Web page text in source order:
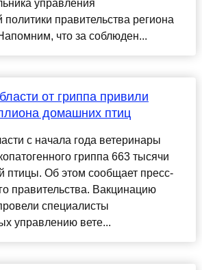
управления
правительства региона
что за соблюден...
от гриппа привили
домашних птиц
с начала года ветеринары
гриппа 663 тысячи
птицы. Об этом сообщает пресс-
правительства. Вакцинацию
специалисты
управлению вете...